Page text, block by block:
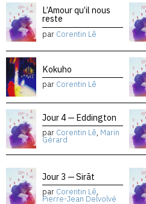
L’Amour qu’il nous
reste
par Corentin Lê
Kokuho
par Corentin Lê
Jour 4 — Eddington
par Corentin Lê, Marin
Gérard
Jour 3 — Sirāt
par Corentin Lê,
Pierre-Jean Delvolvé